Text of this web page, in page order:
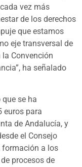
vez más
de los derechos
que estamos
eje transversal de
Convención
ha señalado
se ha
euros para
de Andalucía, y
el Consejo
formación a los
procesos de